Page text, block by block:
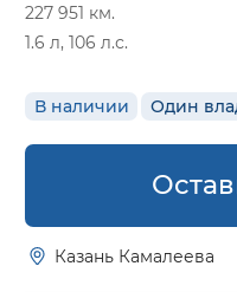
227 951 км.
1.6 л, 106 л.с.
В наличии Один
Казань Камалеева